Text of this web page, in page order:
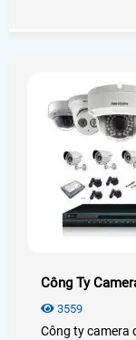
Công Ty
3559
Công ty camera